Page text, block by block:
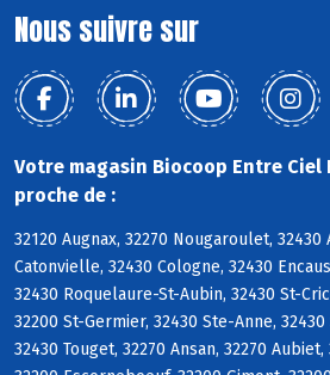
Nous suivre sur
Votre magasin Biocoop Entre Ciel
proche de :
32120 Augnax, 32270 Nougaroulet, 32430
Catonvielle, 32430 Cologne, 32430
32430 Roquelaure-St-Aubin, 32430 St-
32200 St-Germier, 32430 Ste-Anne, 32430
32430 Touget, 32270 Ansan, 32270